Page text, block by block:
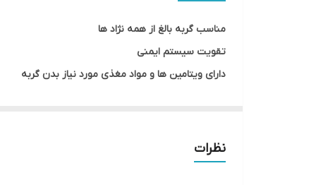
مناسب گربه بالغ از همه نژاد ها
تقویت سیستم ایمنی
دارای ویتامین ها و مواد مغذی مورد نیاز بدن گربه
رطوبت بالا برای تأمین نیاز بدن گربه
حاوی بیوتین و تورین برای پوست، مو، بینایی و قلب
نظرات